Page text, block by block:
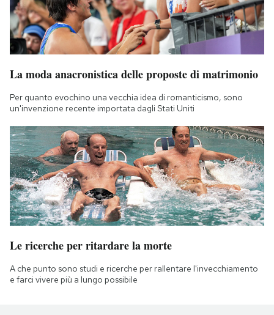
La moda anacronistica delle proposte di matrimonio
Per quanto evochino una vecchia idea di romanticismo, sono
un'invenzione recente importata dagli Stati Uniti
Le ricerche per ritardare la morte
A che punto sono studi e ricerche per rallentare l'invecchiamento
e farci vivere più a lungo possibile